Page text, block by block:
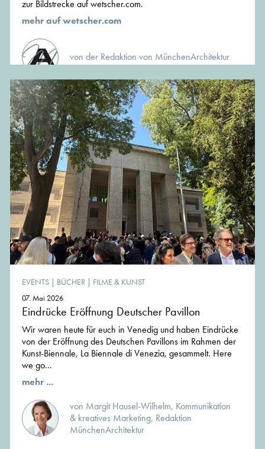
zur Bildstrecke auf wetscher.com.
mehr auf wetscher.com
von der Redaktion von MünchenArchitektur
EVENTS | BÜCHER | FILME & KUNST
07. Mai 2026
Eindrücke Eröffnung Deutscher Pavillon
Wir waren heute für euch in Venedig und haben Eindrücke
von der Eröffnung des Deutschen Pavillons im Rahmen der
Kunst-Biennale, La Biennale di Venezia, gesammelt. Here
we go...
mehr ...
von Margit Hausel-Wilhelm, Kommunikation
& kreatives Marketing, Redaktion
MünchenArchitektur